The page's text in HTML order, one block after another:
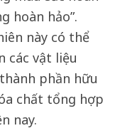
hoàn hảo”.
này có thể
các vật liệu
phần hữu
chất tổng hợp
nay.